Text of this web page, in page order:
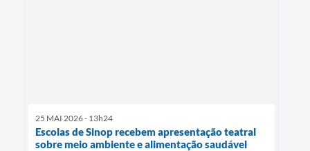
25 MAI 2026 - 13h24
Escolas de Sinop recebem apresentação teatral
sobre meio ambiente e alimentação saudável